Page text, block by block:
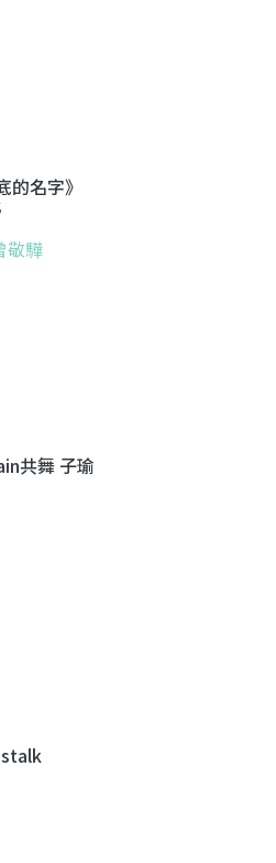
的名字》
敬驊
共舞 子瑜